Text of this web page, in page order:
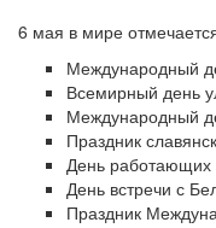
6 мая в мире
Международный
Всемирный день
Международный
Праздник
День работающих
День встречи с
Праздник